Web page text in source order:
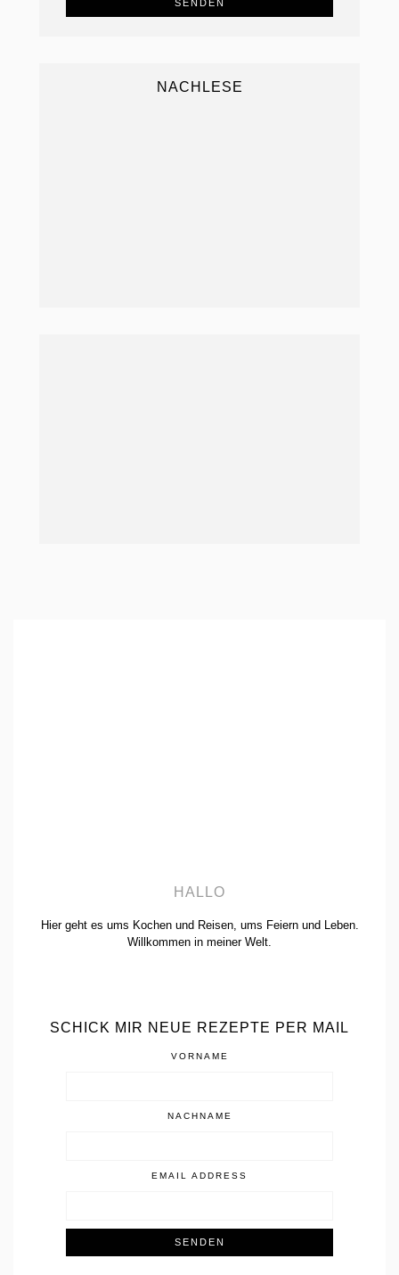
NACHLESE
HALLO
Hier geht es ums Kochen und Reisen, ums Feiern und Leben.
Willkommen in meiner Welt.
SCHICK MIR NEUE REZEPTE PER MAIL
VORNAME
NACHNAME
EMAIL ADDRESS